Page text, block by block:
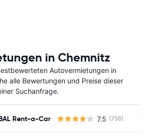
in Chemnitz
Autovermietungen in
alle Bewertungen und Preise dieser
Suchanfrage.
Rent-a-Car 7.5 (756)